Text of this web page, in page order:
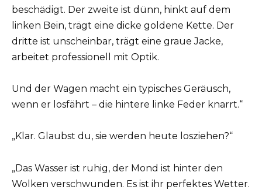
beschädigt. Der zweite ist dünn, hinkt auf dem
linken Bein, trägt eine dicke goldene Kette. Der
dritte ist unscheinbar, trägt eine graue Jacke,
arbeitet professionell mit Optik.
Und der Wagen macht ein typisches Geräusch,
wenn er losfährt – die hintere linke Feder knarrt.“
„Klar. Glaubst du, sie werden heute losziehen?“
„Das Wasser ist ruhig, der Mond ist hinter den
Wolken verschwunden. Es ist ihr perfektes Wetter.